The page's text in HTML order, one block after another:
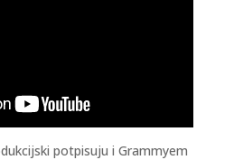
potpisuju i Grammyem